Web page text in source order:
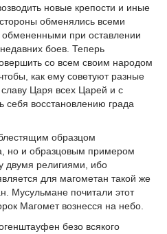
новые крепости и иные
обменялись всеми
при оставлении
боев. Теперь
со всем своим народом
как ему советуют разные
Царя всех Царей и с
себя восстановлению града
образцом
но и образцовым примером
двумя религиями, ибо
для магометан такой же
Мусульмане почитали этот
Магомет вознесся на небо.
безо всякого